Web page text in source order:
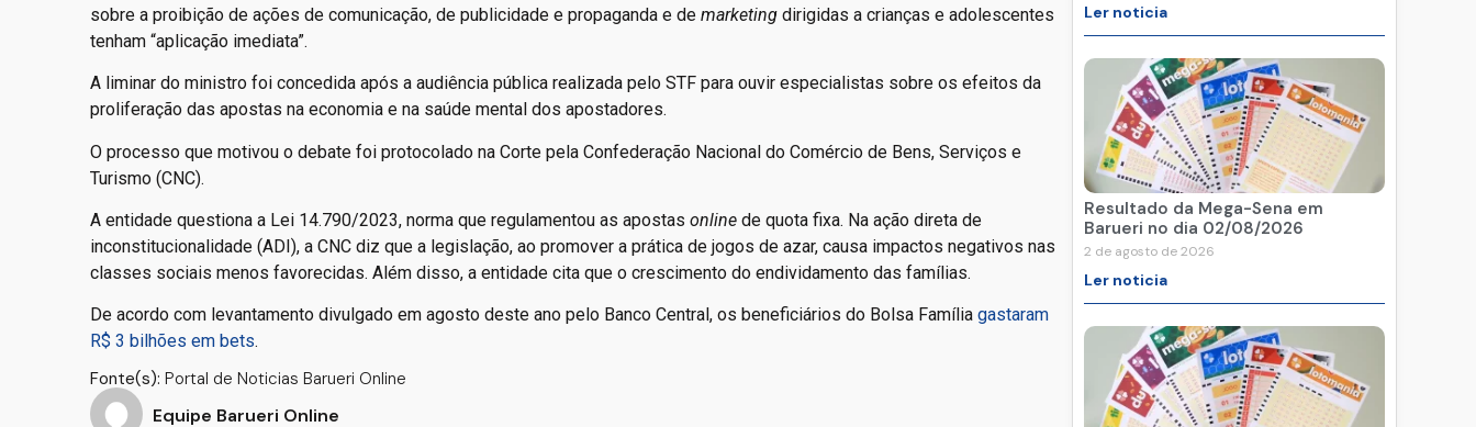
sobre a proibição de ações de comunicação, de publicidade e propaganda e de marketing dirigidas a crianças e adolescentes
tenham “aplicação imediata”.
A liminar do ministro foi concedida após a audiência pública realizada pelo STF para ouvir especialistas sobre os efeitos da
proliferação das apostas na economia e na saúde mental dos apostadores.
O processo que motivou o debate foi protocolado na Corte pela Confederação Nacional do Comércio de Bens, Serviços e
Turismo (CNC).
A entidade questiona a Lei 14.790/2023, norma que regulamentou as apostas online de quota fixa. Na ação direta de
inconstitucionalidade (ADI), a CNC diz que a legislação, ao promover a prática de jogos de azar, causa impactos negativos nas
classes sociais menos favorecidas. Além disso, a entidade cita que o crescimento do endividamento das famílias.
De acordo com levantamento divulgado em agosto deste ano pelo Banco Central, os beneficiários do Bolsa Família gastaram
R$ 3 bilhões em bets.
Fonte(s): Portal de Noticias Barueri Online
Equipe Barueri Online
Ler noticia
Resultado da Mega-Sena em
Barueri no dia 02/08/2026
2 de agosto de 2026
Ler noticia